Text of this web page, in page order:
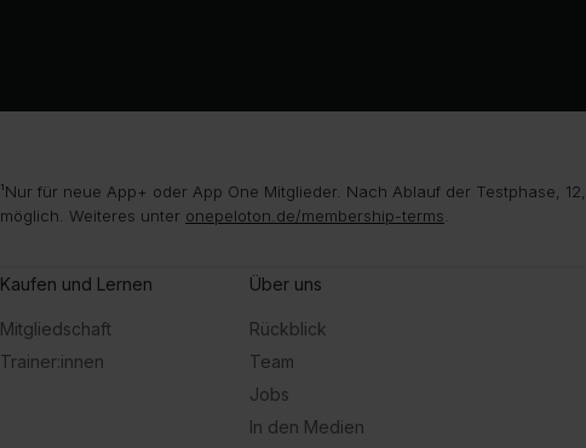
¹Nur für neue App+ oder App One Mitglieder. Nach Ablauf der Testphase,
möglich. Weiteres unter onepeloton.de/membership-terms
Kaufen und Lernen
Mitgliedschaft
Trainer:innen
Über uns
Rückblick
Team
Jobs
In den Medien